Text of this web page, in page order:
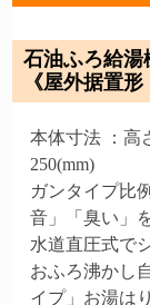
石油ふろ給湯
《屋外据置
本体寸法 ：高
250(mm)
ガンタイプ比
音」「臭い」
水道直圧式で
おふろ沸かし
イプ」お湯は